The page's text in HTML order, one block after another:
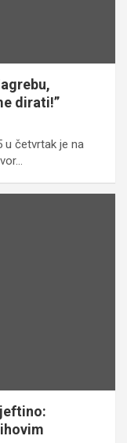
dirati!”
u četvrtak je na